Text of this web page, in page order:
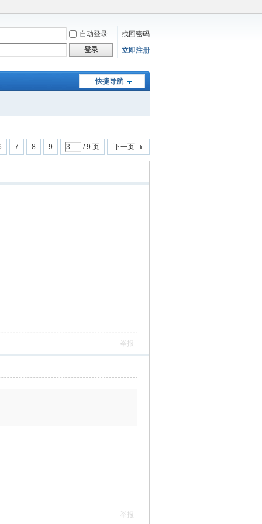
自动登录
找回密码
登录
立即注册
快捷导航
7 8 9 / 9 页 下一页
举报
举报